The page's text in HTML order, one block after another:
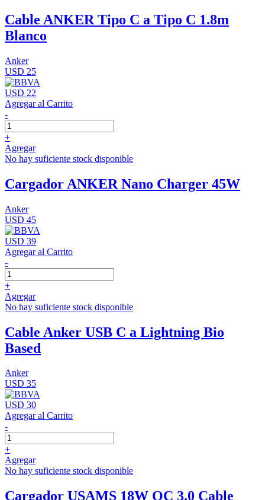
Cable ANKER Tipo C a Tipo C 1.8m
Blanco
Anker
USD 25
USD 22
Agregar al Carrito
-
+
Agregar
No hay suficiente stock disponible
Cargador ANKER Nano Charger 45W
Anker
USD 45
USD 39
Agregar al Carrito
-
+
Agregar
No hay suficiente stock disponible
Cable Anker USB C a Lightning Bio
Based
Anker
USD 35
USD 30
Agregar al Carrito
-
+
Agregar
No hay suficiente stock disponible
Cargador USAMS 18W QC 3.0 Cable